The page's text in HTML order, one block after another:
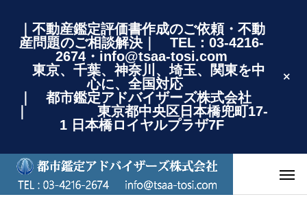
｜不動産鑑定評価書作成のご依頼・不動
産問題のご相談解決｜ TEL：03-4216-
2674・info@tsaa-tosi.com
東京、千葉、神奈川、埼玉、関東を中
心に、全国対応
｜ 都市鑑定アドバイザーズ株式会社
｜ 東京都中央区日本橋兜町17-
1 日本橋ロイヤルプラザ7F